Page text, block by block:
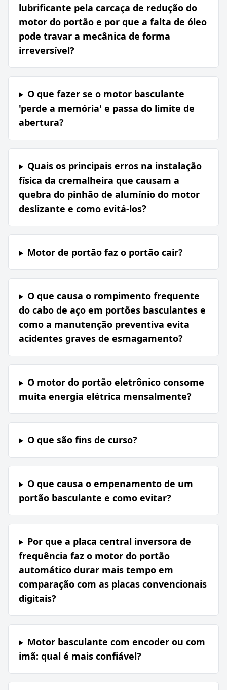
lubrificante pela carcaça de redução do
motor do portão e por que a falta de óleo
pode travar a mecânica de forma
irreversível?
O que fazer se o motor basculante
'perde a memória' e passa do limite de
abertura?
Quais os principais erros na instalação
física da cremalheira que causam a
quebra do pinhão de alumínio do motor
deslizante e como evitá-los?
Motor de portão faz o portão cair?
O que causa o rompimento frequente
do cabo de aço em portões basculantes e
como a manutenção preventiva evita
acidentes graves de esmagamento?
O motor do portão eletrônico consome
muita energia elétrica mensalmente?
O que são fins de curso?
O que causa o empenamento de um
portão basculante e como evitar?
Por que a placa central inversora de
frequência faz o motor do portão
automático durar mais tempo em
comparação com as placas convencionais
digitais?
Motor basculante com encoder ou com
imã: qual é mais confiável?